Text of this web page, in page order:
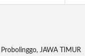
JAWA TIMUR